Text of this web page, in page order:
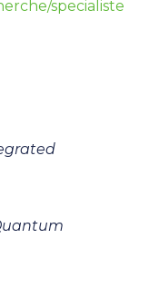
specialiste